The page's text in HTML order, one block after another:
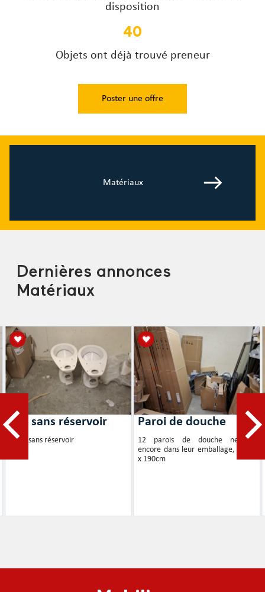
disposition
40
Objets ont déjà trouvé preneur
Poster une offre
Matériaux
Dernières annonces
Matériaux
WC sans réservoir
2 WC sans réservoir
Paroi de douche
12 parois de douche neuves,
encore dans leur emballage, 90cm
x 190cm